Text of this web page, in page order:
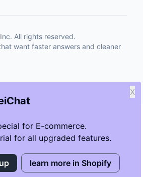
for E-commerce.
for all upgraded features.
X
learn more in Shopify
All rights reserved.
want faster answers and cleaner